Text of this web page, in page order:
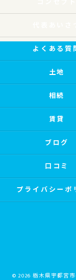
よくある質
土地
相続
賃貸
ブログ
口コミ
プライバシーポ
© 2026 栃木県宇都宮